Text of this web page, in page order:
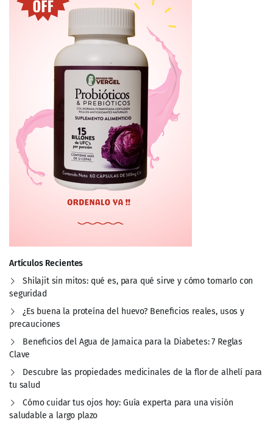
Artículos Recientes
Shilajit sin mitos: qué es, para qué sirve y cómo tomarlo con
seguridad
¿Es buena la proteína del huevo? Beneficios reales, usos y
precauciones
Beneficios del Agua de Jamaica para la Diabetes: 7 Reglas
Clave
Descubre las propiedades medicinales de la flor de alhelí para
tu salud
Cómo cuidar tus ojos hoy: Guía experta para una visión
saludable a largo plazo